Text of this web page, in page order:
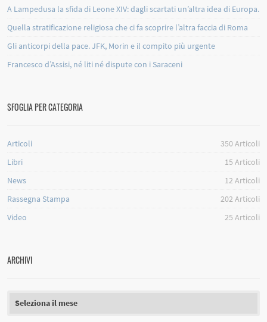
A Lampedusa la sfida di Leone XIV: dagli scartati un’altra idea di Europa.
Quella stratificazione religiosa che ci fa scoprire l’altra faccia di Roma
Gli anticorpi della pace. JFK, Morin e il compito più urgente
Francesco d’Assisi, né liti né dispute con i Saraceni
SFOGLIA PER CATEGORIA
Articoli 350Articoli
Libri
15 Articoli
News
12Articoli
Rassegna Stampa
202Articoli
Video
25 Articoli
ARCHIVI